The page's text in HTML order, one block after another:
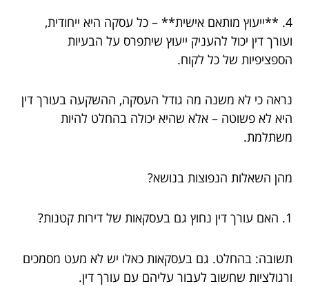
4. **ייעוץ מותאם אישית** – כל עסקה היא ייחודית,
ועורך דין יכול להעניק ייעוץ שיתפרס על הבעיות
הספציפיות של כל לקוח.
נראה כי לא משנה מה גודל העסקה, ההשקעה בעורך דין
היא לא פשוטה – אלא שהיא יכולה בהחלט להיות
משתלמת.
מהן השאלות הנפוצות בנושא?
1. האם עורך דין נחוץ גם בעסקאות של דירות קטנות?
תשובה: בהחלט. גם בעסקאות כאלו יש לא מעט מסמכים
ורגולציות שחשוב לעבור עליהם עם עורך דין.